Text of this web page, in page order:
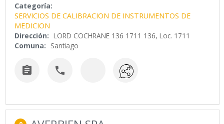
Categoría:
SERVICIOS DE CALIBRACION DE INSTRUMENTOS DE
MEDICION
Dirección: LORD COCHRANE 136 1711 136, Loc. 1711
Comuna: Santiago
 